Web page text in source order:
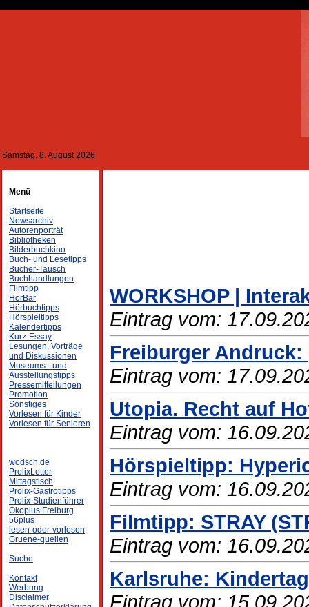
Samstag, 8. August 2026
Menü
Startseite
Newsarchiv
Autorenporträt
Bibliotheken
Bilderbuchkino
Buch- und Lesetipps
Bücher-Tausch
Buchhandlungen
Filmtipp
HörBar
Hörbuchtipps
Hörspieltipps
Kalendertipps
Kurz-Essay
Lesungen, Vorträge
und Diskussionen
Museums - und
Ausstellungstipps
Pressemitteilungen
Promotion
Sonstiges
Vorlesen für Kinder
Vorlesen für Senioren
wodsch.de
ProlixLetter
Mittagstisch
Prolix-Gastrotipps
Prolix-Studienführer
Ökoplus Freiburg
56plus
lesen-oder-vorlesen
Gruene-quellen
Suche
Kontakt
Werbung
Disclaimer
WORKSHOP |
Eintrag vom:
Freiburger Andruck:
Eintrag vom:
Utopia. Recht auf
Eintrag vom:
Hörspieltipp:
Eintrag vom:
Filmtipp: STRAY
Eintrag vom:
Karlsruhe:
Eintrag vom: